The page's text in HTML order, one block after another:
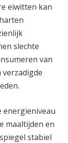
eiwitten kan
slechte
van
energieniveau
maaltijden en
stabiel